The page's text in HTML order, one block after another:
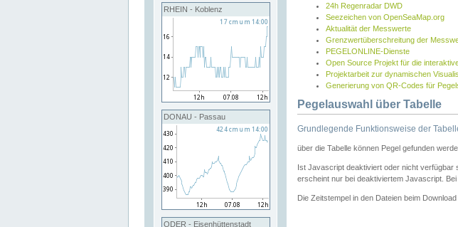
RHEIN - Koblenz
DONAU - Passau
ODER - Eisenhüttenstadt
24h Regenradar DWD
Seezeichen von OpenSeaMap.org
Aktualität der Messwerte
Grenzwertüberschreitung der
PEGELONLINE-Dienste
Open Source Projekt für die
Projektarbeit zur dynamischen
Generierung von QR-Codes für
Pegelauswahl über Tabelle
Grundlegende Funktionsweise der
über die Tabelle können Pegel gefunden
Ist Javascript deaktiviert oder nicht verfügbar
erscheint nur bei deaktiviertem Javascript.
Die Zeitstempel in den Dateien beim